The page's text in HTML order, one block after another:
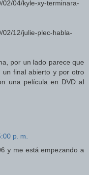
02/04/kyle-xy-terminara-
02/12/julie-plec-habla-
por un lado parece que
un final abierto y por otro
una película en DVD al
p. m.
y me está empezando a